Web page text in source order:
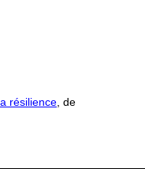
résilience, de